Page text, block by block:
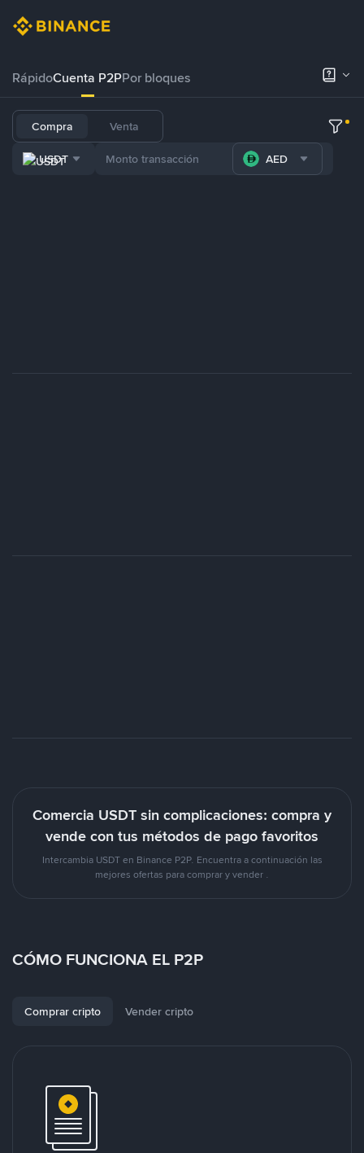
RápidoCuenta P2PPor bloques
Compra Venta
USDT AED
Comercia USDT sin complicaciones: compra y
vende con tus métodos de pago favoritos
Intercambia USDT en Binance P2P. Encuentra a continuación las
mejores ofertas para comprar y vender .
CÓMO FUNCIONA EL P2P
Comprar cripto Vender cripto